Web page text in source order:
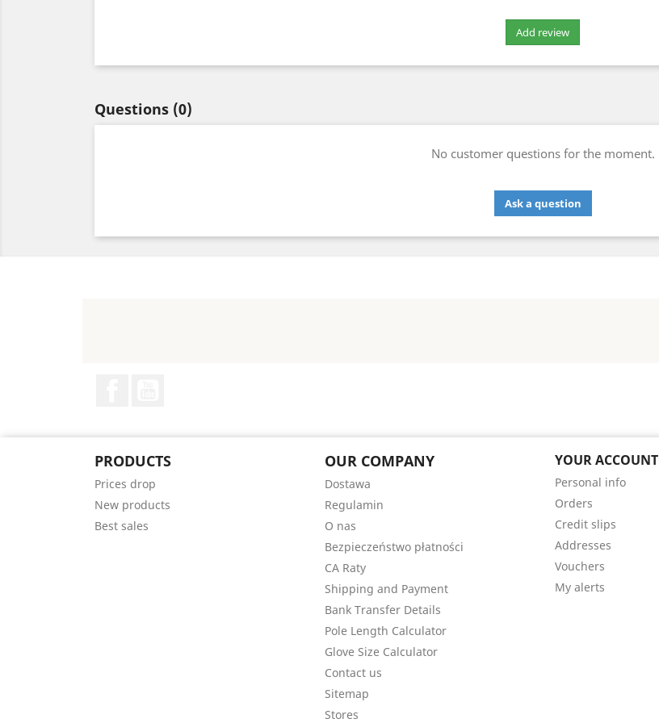
Questions (0)
No customer questions for the moment.
Ask a question
PRODUCTS
Prices drop
New products
Best sales
OUR COMPANY
Dostawa
Regulamin
O nas
Bezpieczeństwo płatności
CA Raty
Shipping and Payment
Bank Transfer Details
Pole Length Calculator
Glove Size Calculator
Contact us
Sitemap
Stores
YOUR ACCOUNT
Personal info
Orders
Credit slips
Addresses
Vouchers
My alerts